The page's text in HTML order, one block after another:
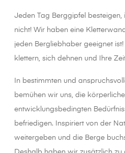
Jeden Tag Berggipfel besteigen,
nicht! Wir haben eine
jeden Bergliebhaber geeignet
klettern, sich dehnen und Ihre
In bestimmten und
bemühen wir uns, die
entwicklungsbedingten
befriedigen. Inspiriert von der
weitergeben und die Berge